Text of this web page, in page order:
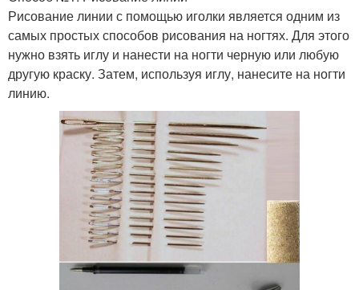
Рисование линии с помощью иголки является одним из
самых простых способов рисования на ногтях. Для этого
нужно взять иглу и нанести на ногти черную или любую
другую краску. Затем, используя иглу, нанесите на ногти
линию.